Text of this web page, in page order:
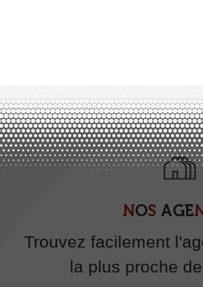
NOS AGE
Trouvez facilement
la plus proche